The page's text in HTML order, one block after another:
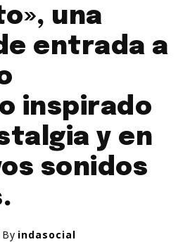
una
entrada a
inspirado
y en
sonidos
By indasocial